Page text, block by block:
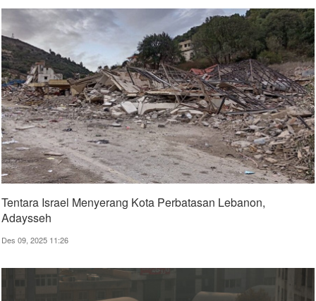
Tentara Israel Menyerang Kota Perbatasan Lebanon,
Adaysseh
Des 09, 2025 11:26